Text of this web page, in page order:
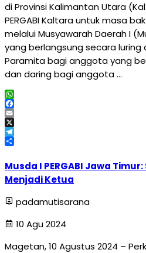
di Provinsi Kalimantan Utara
PERGABI Kaltara untuk masa
melalui Musyawarah Daerah I
yang berlangsung secara luring
Paramita bagi anggota yang
dan daring bagi anggota …
WhatsApp
Facebook
Email
X
Telegram
Musda I PERGABI Jawa
Menjadi Ketua
padamutisarana
10 Agu 2024
Magetan, 10 Agustus 2024 –